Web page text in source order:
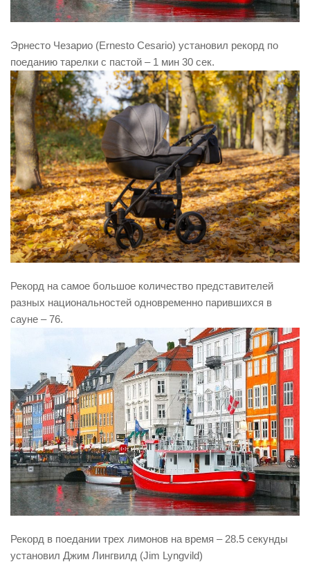
Эрнесто Чезарио (Ernesto Cesario) установил рекорд по
поеданию тарелки с пастой – 1 мин 30 сек.
Рекорд на самое большое количество представителей
разных национальностей одновременно парившихся в
сауне – 76.
Рекорд в поедании трех лимонов на время – 28.5 секунды
установил Джим Лингвилд (Jim Lyngvild)